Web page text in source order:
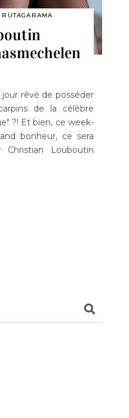
RUTAGARAMA
jour rêvé de posséder
de la célèbre
?! Et bien, ce week-
bonheur, ce sera
Christian Louboutin